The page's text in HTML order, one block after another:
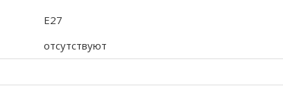
E27
отсутствуют